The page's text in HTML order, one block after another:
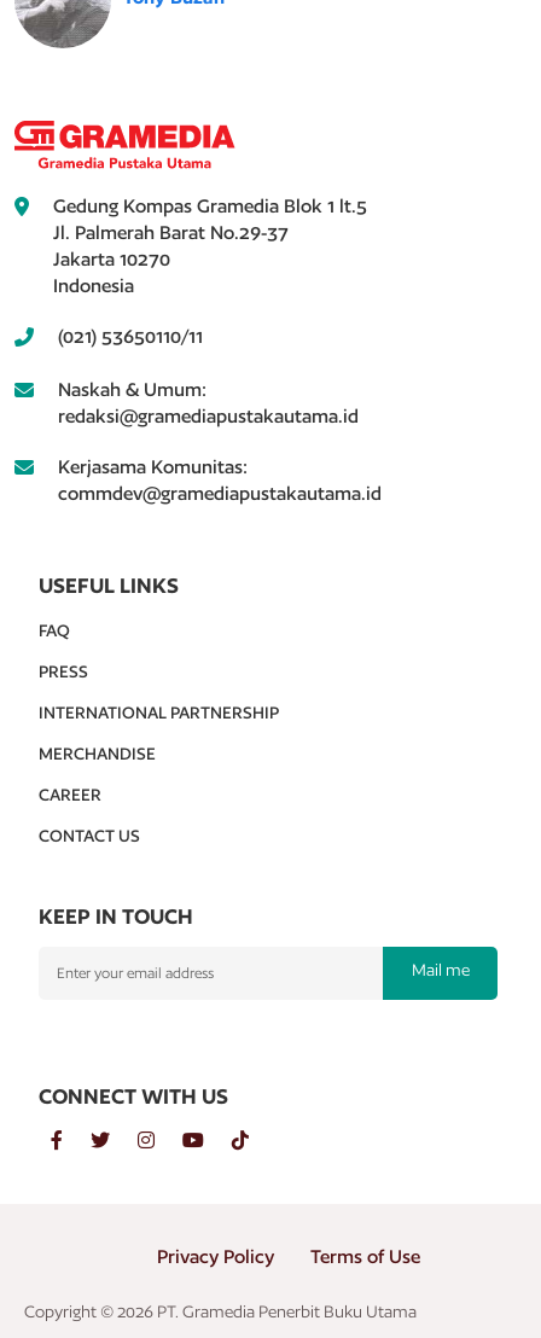
Gedung Kompas Gramedia Blok 1 lt.5
Jl. Palmerah Barat No.29-37
Jakarta 10270
Indonesia
(021) 53650110/11
Naskah & Umum:
redaksi@gramediapustakautama.id
Kerjasama Komunitas:
commdev@gramediapustakautama.id
USEFUL LINKS
FAQ
PRESS
INTERNATIONAL PARTNERSHIP
MERCHANDISE
CAREER
CONTACT US
KEEP IN TOUCH
Mail me
CONNECT WITH US
Copyright © 2026 PT. Gramedia Penerbit Buku Utama
Privacy Policy Terms of Use